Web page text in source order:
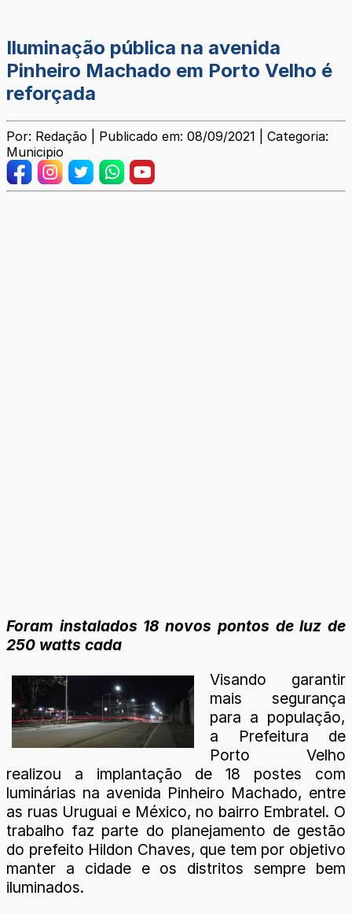
Iluminação pública na avenida
Pinheiro Machado em Porto Velho é
reforçada
Por: Redação | Publicado em: 08/09/2021 | Categoria:
Municipio
Foram instalados 18 novos pontos de luz de
250 watts cada
Visando garantir
mais segurança
para a população,
a Prefeitura de
Porto Velho
realizou a implantação de 18 postes com
luminárias na avenida Pinheiro Machado, entre
as ruas Uruguai e México, no bairro Embratel. O
trabalho faz parte do planejamento de gestão
do prefeito Hildon Chaves, que tem por objetivo
manter a cidade e os distritos sempre bem
iluminados.